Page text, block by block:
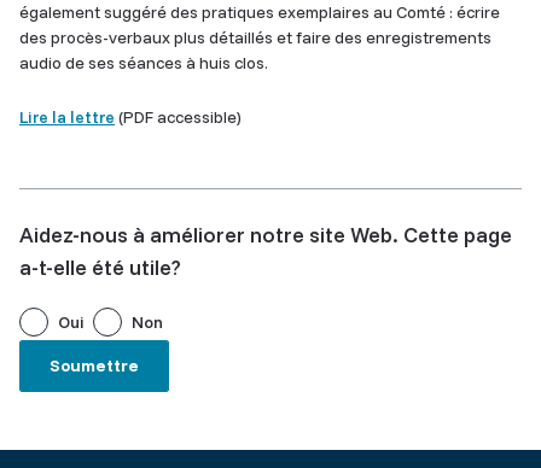
également suggéré des pratiques exemplaires au Comté : écrire
des procès-verbaux plus détaillés et faire des enregistrements
audio de ses séances à huis clos.
Lire la lettre (PDF accessible)
Aidez-nous à améliorer notre site Web. Cette page
a-t-elle été utile?
Oui Non